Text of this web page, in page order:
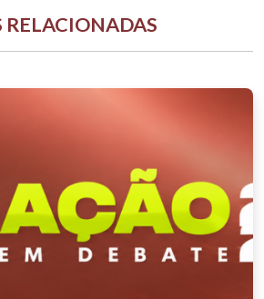
RELACIONADAS